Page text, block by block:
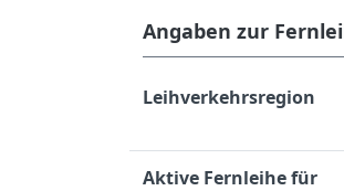
Angaben zur
Leihverkehrsregion
Aktive Fernleihe für